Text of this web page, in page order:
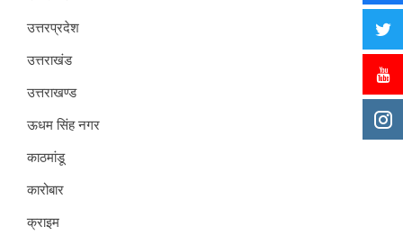
उत्तरप्रदेश
उत्तराखंड
उत्तराखण्ड
ऊधम सिंह नगर
काठमांडू
कारोबार
क्राइम